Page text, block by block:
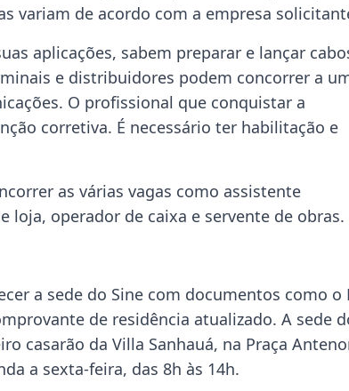
variam de acordo com a empresa
aplicações, sabem preparar e lançar
e distribuidores podem concorrer a
O profissional que conquistar a
corretiva. É necessário ter habilitação e
as várias vagas como assistente
operador de caixa e servente de obras.
a sede do Sine com documentos como o
de residência atualizado. A sede
casarão da Villa Sanhauá, na Praça
a sexta-feira, das 8h às 14h.